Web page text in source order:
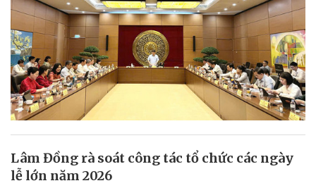
Lâm Đồng rà soát công tác tổ chức các ngày
lễ lớn năm 2026